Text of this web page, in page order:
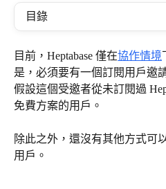
目錄
目前，Heptabase 僅在協作情境
是，必須要有一個訂閱用戶邀
假設這個受邀者從未訂閱過
免費方案的用戶。
除此之外，還沒有其他方式可
用戶。